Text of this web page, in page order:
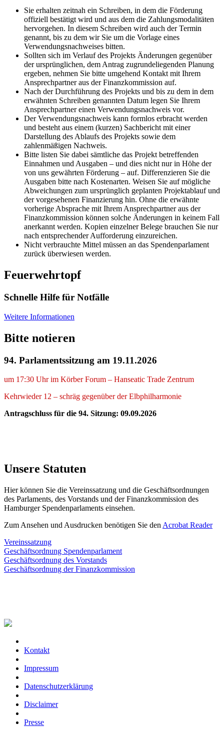
Sie erhalten zeitnah ein Schreiben, in dem die Förderung
offiziell bestätigt wird und aus dem die Zahlungsmodalitäten
hervorgehen. In diesem Schreiben wird auch der Termin
genannt, bis zu dem wir Sie um die Vorlage eines
Verwendungsnachweises bitten.
Sollten sich im Verlauf des Projekts Änderungen gegenüber
der ursprünglichen, dem Antrag zugrundeliegenden Planung
ergeben, nehmen Sie bitte umgehend Kontakt mit Ihrem
Ansprechpartner aus der Finanzkommission auf.
Nach der Durchführung des Projekts und bis zu dem in dem
erwähnten Schreiben genannten Datum legen Sie Ihrem
Ansprechpartner einen Verwendungsnachweis vor.
Der Verwendungsnachweis kann formlos erbracht werden
und besteht aus einem (kurzen) Sachbericht mit einer
Darstellung des Ablaufs des Projekts sowie dem
zahlenmäßigen Nachweis.
Bitte listen Sie dabei sämtliche das Projekt betreffenden
Einnahmen und Ausgaben – und dies nicht nur in Höhe der
von uns gewährten Förderung – auf. Differenzieren Sie die
Ausgaben bitte nach Kostenarten. Weisen Sie auf mögliche
Abweichungen zum ursprünglich geplanten Projektablauf und
der vorgesehenen Finanzierung hin. Ohne die erwähnte
vorherige Absprache mit Ihrem Ansprechpartner aus der
Finanzkommission können solche Änderungen in keinem Fall
anerkannt werden. Kopien einzelner Belege brauchen Sie nur
nach entsprechender Aufforderung einzureichen.
Nicht verbrauchte Mittel müssen an das Spendenparlament
zurück überwiesen werden.
Feuerwehrtopf
Schnelle Hilfe für Notfälle
Weitere Informationen
Bitte notieren
94. Parlamentssitzung am 19.11.2026
um 17:30 Uhr im Körber Forum – Hanseatic Trade Zentrum
Kehrwieder 12 – schräg gegenüber der Elbphilharmonie
Antragschluss für die 94. Sitzung: 09.09.2026
Unsere Statuten
Hier können Sie die Vereinssatzung und die Geschäftsordnungen
des Parlaments, des Vorstands und der Finanzkommission des
Hamburger Spendenparlaments einsehen.
Zum Ansehen und Ausdrucken benötigen Sie den Acrobat Reader
Vereinssatzung
Geschäftsordnung Spendenparlament
Geschäftsordnung des Vorstands
Geschäftsordnung der Finanzkommission
Kontakt
Impressum
Datenschutzerklärung
Disclaimer
Presse